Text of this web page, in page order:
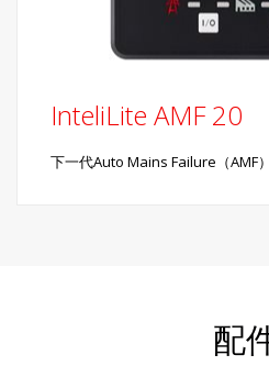
InteliLite AMF 20
下一代Auto Mains Failure（AMF
配